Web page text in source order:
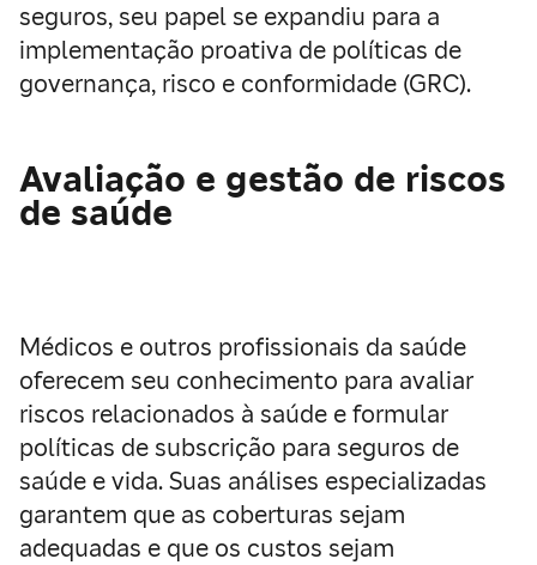
seguros, seu papel se expandiu para a
implementação proativa de políticas de
governança, risco e conformidade (GRC).
Avaliação e gestão de riscos
de saúde
Médicos e outros profissionais da saúde
oferecem seu conhecimento para avaliar
riscos relacionados à saúde e formular
políticas de subscrição para seguros de
saúde e vida. Suas análises especializadas
garantem que as coberturas sejam
adequadas e que os custos sejam